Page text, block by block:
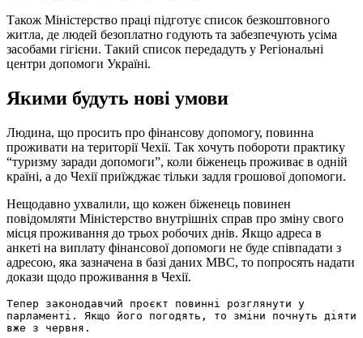
Також Міністерство праці підготує список безкоштовного
житла, де людей безоплатно годують та забезпечують усіма
засобами гігієни. Такий список передадуть у Регіональні
центри допомоги Україні.
Якими будуть нові умови
Людина, що просить про фінансову допомогу, повинна
проживати на території Чехії. Так хочуть побороти практику
“туризму заради допомоги”, коли біженець проживає в одній
країні, а до Чехії приїжджає тільки задля грошової допомоги.
Нещодавно ухвалили, що кожен біженець повинен
повідомляти Міністерство внутрішніх справ про зміну свого
місця проживання до трьох робочих днів. Якщо адреса в
анкеті на виплату фінансової допомоги не буде співпадати з
адресою, яка зазначена в базі даних МВС, то попросять надати
докази щодо проживання в Чехії.
Тепер законодавчий проєкт повинні розглянути у
парламенті. Якщо його погодять, то зміни почнуть діяти
вже з червня.